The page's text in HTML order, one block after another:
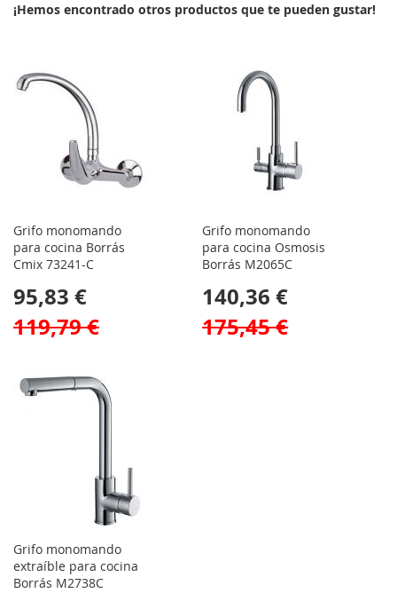
¡Hemos encontrado otros productos que te pueden gustar!
Grifo monomando
para cocina Borrás
Cmix 73241-C
95,83 €
119,79 €
Grifo monomando
para cocina Osmosis
Borrás M2065C
140,36 €
175,45 €
Grifo monomando
extraíble para cocina
Borrás M2738C